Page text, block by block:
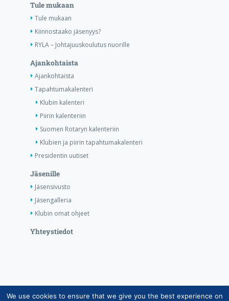
Tule mukaan
Tule mukaan
Kiinnostaako jäsenyys?
RYLA – Johtajuuskoulutus nuorille
Ajankohtaista
Ajankohtaista
Tapahtumakalenteri
Klubin kalenteri
Piirin kalenteriin
Suomen Rotaryn kalenteriin
Klubien ja piirin tapahtumakalenteri
Presidentin uutiset
Jäsenille
Jäsensivusto
Jäsengalleria
Klubin omat ohjeet
Yhteystiedot
Copyright © Suomen Rotarypalvelu ry 2026 |
We use cookies to ensure that we give you the best experience on